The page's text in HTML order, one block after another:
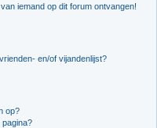
iemand op dit forum ontvangen!
en/of vijandenlijst?
op?
pagina?